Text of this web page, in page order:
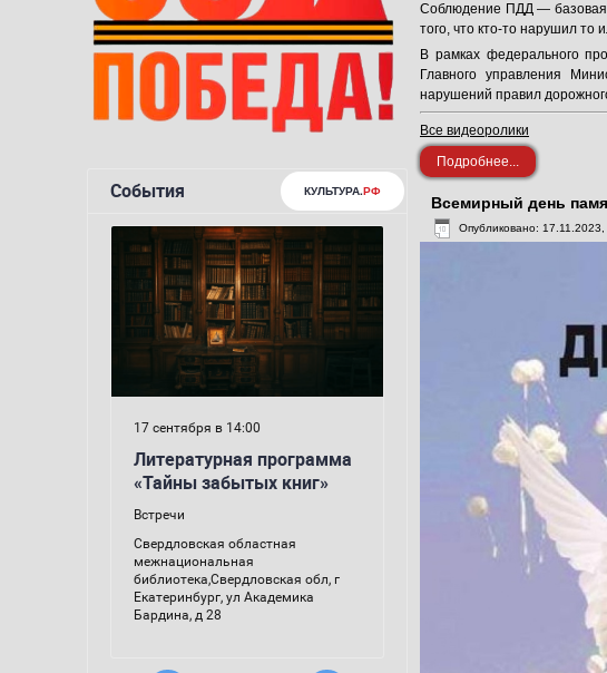
Соблюдение ПДД — базовая
того, что кто-то нарушил то
В рамках федерального
Главного управления
нарушений правил
Все видеоролики
Подробнее...
Всемирный день
Опубликовано: 17.11.2023,